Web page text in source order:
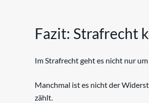
Fazit: Strafrecht
Im Strafrecht geht es nicht nur
Manchmal ist es nicht der
zählt.